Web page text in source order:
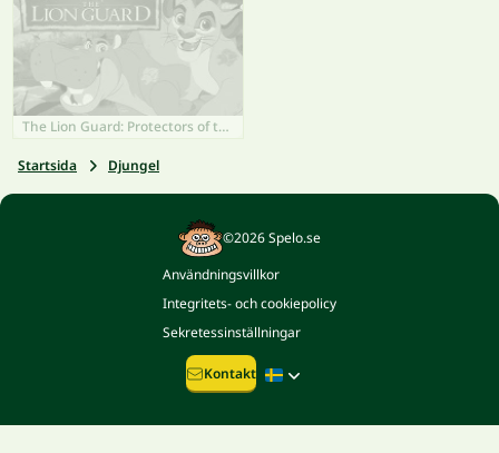
The Lion Guard: Protectors of the Pridelands
Startsida Djungel
©2026 Spelo.se
Användningsvillkor
Integritets- och cookiepolicy
Sekretessinställningar
Kontakt